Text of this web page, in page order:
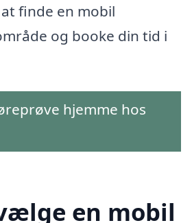
finde en mobil
og booke din tid i
hjemme hos
en mobil